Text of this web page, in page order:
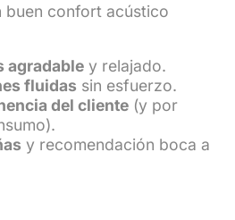
buen confort acústico
agradable y relajado.
fluidas sin esfuerzo.
del cliente (y por
y recomendación boca a